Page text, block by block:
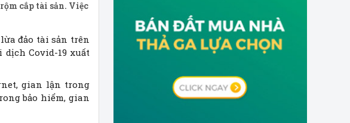
cắp tài sản. Việc
đảo tài sản trên
Covid-19 xuất
gian lận trong
bảo hiểm, gian